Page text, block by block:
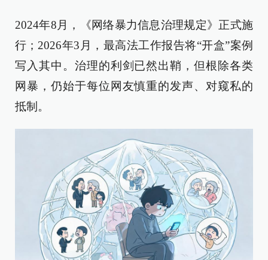
2024年8月，《网络暴力信息治理规定》正式施
行；2026年3月，最高法工作报告将“开盒”案例
写入其中。治理的利剑已然出鞘，但根除各类
网暴，仍始于每位网友慎重的发声、对窥私的
抵制。